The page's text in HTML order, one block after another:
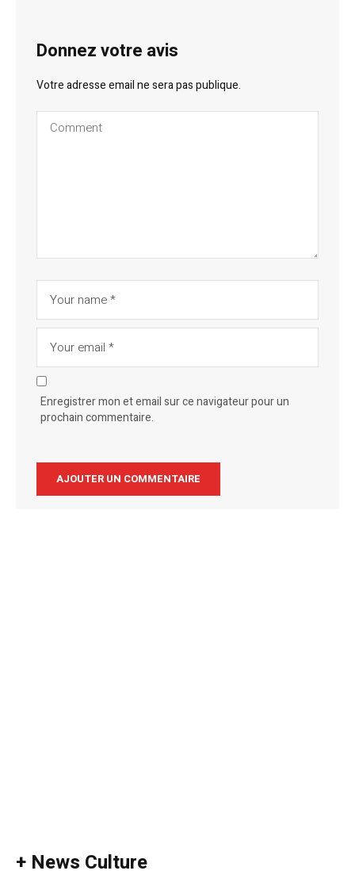
Donnez votre avis
Votre adresse email ne sera pas publique.
Enregistrer mon et email sur ce navigateur pour un
prochain commentaire.
+ News Culture